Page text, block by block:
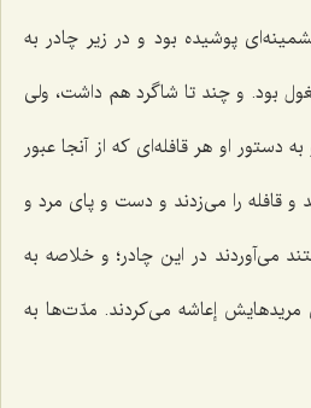
پوشیده بود و در زیر چادر به
بود. و چند تا شاگرد هم داشت، ولی
دستور او هر قافله‌ای که از آنجا عبور
و قافله را می‌زدند و دست و پای مرد و
می‌آوردند در این چادر؛ و خلاصه به
إعاشه می‌کردند. مدّت‌ها به